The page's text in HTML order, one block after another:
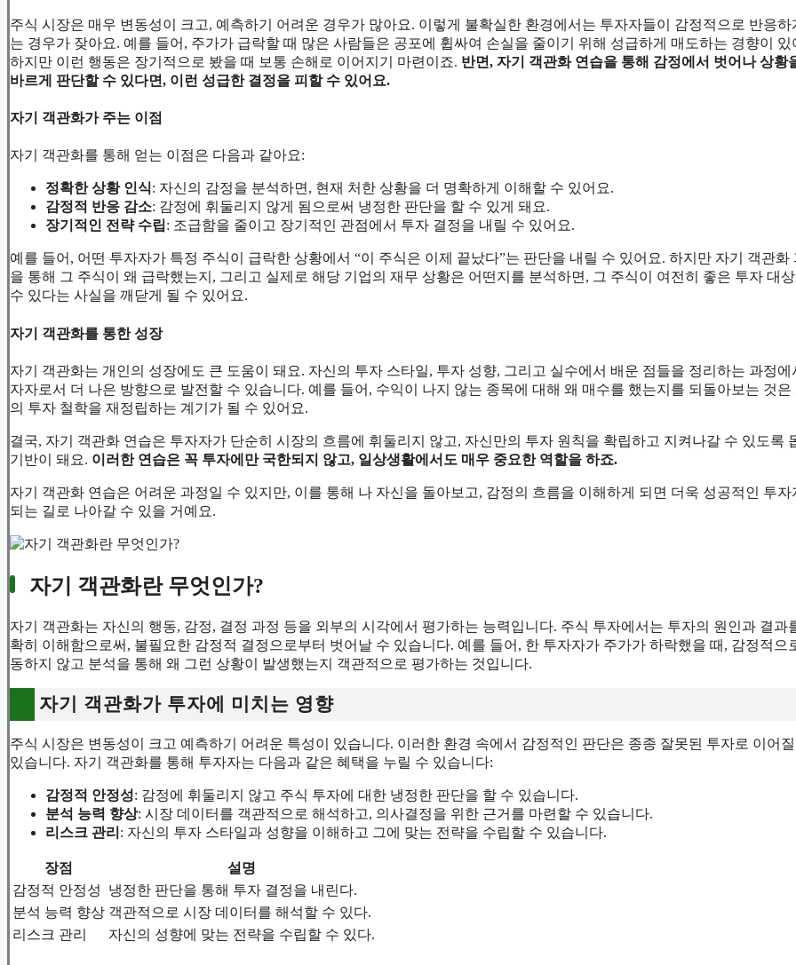
주식 시장은 매우 변동성이 크고, 예측하기 어려운 경우가 많아요. 이렇게 불확실한 환경에서는 투자자들이 감정적으로 반응하
는 경우가 잦아요. 예를 들어, 주가가 급락할 때 많은 사람들은 공포에 휩싸여 손실을 줄이기 위해 성급하게 매도하는 경향이 있
하지만 이런 행동은 장기적으로 봤을 때 보통 손해로 이어지기 마련이죠. 반면, 자기 객관화 연습을 통해 감정에서 벗어나 상황
바르게 판단할 수 있다면, 이런 성급한 결정을 피할 수 있어요.
자기 객관화가 주는 이점
자기 객관화를 통해 얻는 이점은 다음과 같아요:
정확한 상황 인식: 자신의 감정을 분석하면, 현재 처한 상황을 더 명확하게 이해할 수 있어요.
감정적 반응 감소: 감정에 휘둘리지 않게 됨으로써 냉정한 판단을 할 수 있게 돼요.
장기적인 전략 수립: 조급함을 줄이고 장기적인 관점에서 투자 결정을 내릴 수 있어요.
예를 들어, 어떤 투자자가 특정 주식이 급락한 상황에서 “이 주식은 이제 끝났다”는 판단을 내릴 수 있어요. 하지만 자기 객관화
을 통해 그 주식이 왜 급락했는지, 그리고 실제로 해당 기업의 재무 상황은 어떤지를 분석하면, 그 주식이 여전히 좋은 투자 대
수 있다는 사실을 깨닫게 될 수 있어요.
자기 객관화를 통한 성장
자기 객관화는 개인의 성장에도 큰 도움이 돼요. 자신의 투자 스타일, 투자 성향, 그리고 실수에서 배운 점들을 정리하는 과정에
자자로서 더 나은 방향으로 발전할 수 있습니다. 예를 들어, 수익이 나지 않는 종목에 대해 왜 매수를 했는지를 되돌아보는 것은
의 투자 철학을 재정립하는 계기가 될 수 있어요.
결국, 자기 객관화 연습은 투자자가 단순히 시장의 흐름에 휘둘리지 않고, 자신만의 투자 원칙을 확립하고 지켜나갈 수 있도록
기반이 돼요. 이러한 연습은 꼭 투자에만 국한되지 않고, 일상생활에서도 매우 중요한 역할을 하죠.
자기 객관화 연습은 어려운 과정일 수 있지만, 이를 통해 나 자신을 돌아보고, 감정의 흐름을 이해하게 되면 더욱 성공적인 투자
되는 길로 나아갈 수 있을 거예요.
자기 객관화란 무엇인가?
자기 객관화는 자신의 행동, 감정, 결정 과정 등을 외부의 시각에서 평가하는 능력입니다. 주식 투자에서는 투자의 원인과 결과
확히 이해함으로써, 불필요한 감정적 결정으로부터 벗어날 수 있습니다. 예를 들어, 한 투자자가 주가가 하락했을 때, 감정적으
동하지 않고 분석을 통해 왜 그런 상황이 발생했는지 객관적으로 평가하는 것입니다.
자기 객관화가 투자에 미치는 영향
주식 시장은 변동성이 크고 예측하기 어려운 특성이 있습니다. 이러한 환경 속에서 감정적인 판단은 종종 잘못된 투자로 이어
있습니다. 자기 객관화를 통해 투자자는 다음과 같은 혜택을 누릴 수 있습니다:
감정적 안정성: 감정에 휘둘리지 않고 주식 투자에 대한 냉정한 판단을 할 수 있습니다.
분석 능력 향상: 시장 데이터를 객관적으로 해석하고, 의사결정을 위한 근거를 마련할 수 있습니다.
리스크 관리 : 자신의 투자 스타일과 성향을 이해하고 그에 맞는 전략을 수립할 수 있습니다.
장점
설명
감정적 안정성
냉정한 판단을 통해 투자 결정을 내린다.
분석 능력 향상 객관적으로 시장 데이터를 해석할 수 있다.
리스크 관리
자신의 성향에 맞는 전략을 수립할 수 있다.